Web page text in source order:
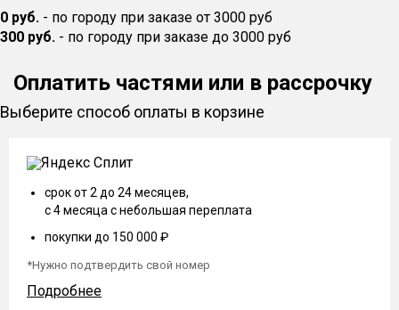
0 руб. - по городу при заказе от 3000 руб
300 руб. - по городу при заказе до 3000 руб
Оплатить частями или в рассрочку
Выберите способ оплаты в корзине
срок от 2 до 24 месяцев,
с 4 месяца с небольшая переплата
покупки до 150 000 ₽
*Нужно подтвердить свой номер
Подробнее